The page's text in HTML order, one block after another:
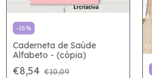
-15%
Caderneta de Saúde
Alfabeto - (cópia)
€8,54 €10,09